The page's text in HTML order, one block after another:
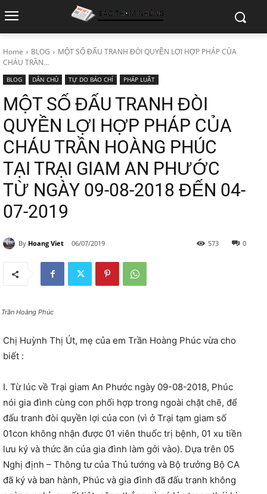
Home BLOG
MỘT SỐ ĐẤU TRANH ĐÒI QUYỀN LỢI HỢP PHÁP CỦA
CHÁU TRẦN...
BLOG DÂN CHỦ TỰ DO BÁO CHÍ PHÁP LUẬT
MỘT SỐ ĐẤU TRANH ĐÒI
QUYỀN LỢI HỢP PHÁP CỦA
CHÁU TRẦN HOÀNG PHÚC
TẠI TRẠI GIAM AN PHƯỚC
TỪ NGÀY 09-08-2018 ĐẾN 04-
07-2019
By Hoang Viet 06/07/2019 0
573
Trần Hoàng Phúc
Chị Huỳnh Thị Út, mẹ của em Trần Hoàng Phúc vừa cho
biết :
I. Từ lúc về Trại giam An Phước ngày 09-08-2018, Phúc
nói gia đình cùng con phối hợp trong ngoài chặt chẽ, để
đấu tranh đòi quyền lợi của con (vì ở Trại tạm giam số
01con không nhận được 01 viên thuốc trị bệnh, 01 xu tiền
lưu ký và thức ăn của gia đình làm gởi vào). Dựa trên 05
Nghị định – Thông tư của Thủ tướng và Bộ trưởng Bộ CA
đã ký và ban hành, Phúc và gia đình đã đấu tranh không